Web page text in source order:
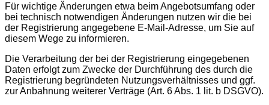
Für wichtige Änderungen etwa beim Angebotsumfang oder
bei technisch notwendigen Änderungen nutzen wir die bei
der Registrierung angegebene E-Mail-Adresse, um Sie auf
diesem Wege zu informieren.
Die Verarbeitung der bei der Registrierung eingegebenen
Daten erfolgt zum Zwecke der Durchführung des durch die
Registrierung begründeten Nutzungsverhältnisses und ggf.
zur Anbahnung weiterer Verträge (Art. 6 Abs. 1 lit. b DSGVO).